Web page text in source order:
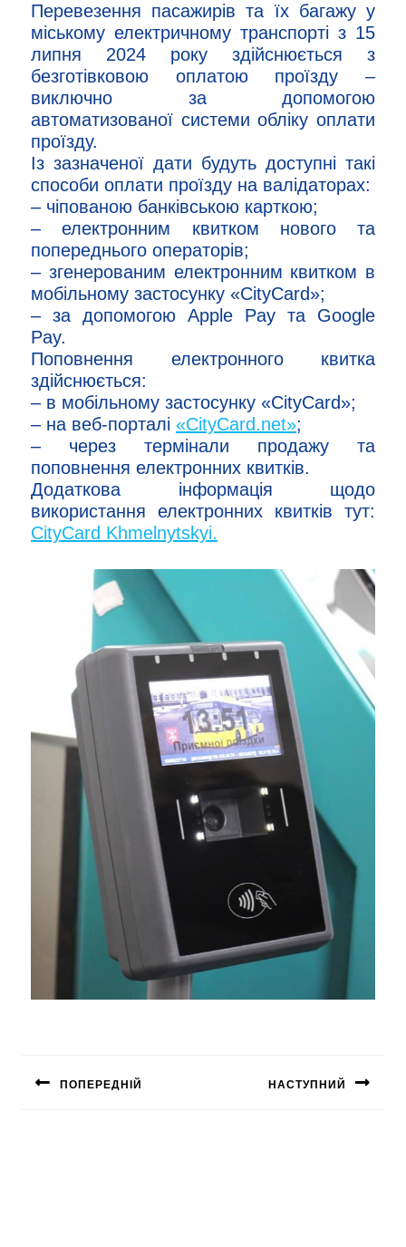
Перевезення пасажирів та їх багажу у
міському електричному транспорті з 15
липня 2024 року здійснюється з
безготівковою оплатою проїзду –
виключно за допомогою
автоматизованої системи обліку оплати
проїзду.
Із зазначеної дати будуть доступні такі
способи оплати проїзду на валідаторах:
– чіпованою банківською карткою;
– електронним квитком нового та
попереднього операторів;
– згенерованим електронним квитком в
мобільному застосунку «CityCard»;
– за допомогою Apple Pay та Google
Pay.
Поповнення електронного квитка
здійснюється:
– в мобільному застосунку «CityCard»;
– на веб-порталі «CityCard.net»;
– через термінали продажу та
поповнення електронних квитків.
Додаткова інформація щодо
використання електронних квитків тут:
CityCard Khmelnytskyi.
ПОПЕРЕДНІЙ НАСТУПНИЙ